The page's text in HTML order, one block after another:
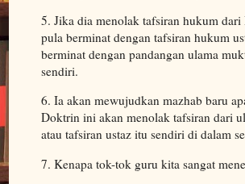
5. Jika dia menolak tafsiran hukum
pula berminat dengan tafsiran hukum
berminat dengan pandangan ulama
sendiri.
6. Ia akan mewujudkan mazhab baru
Doktrin ini akan menolak tafsiran dari
atau tafsiran ustaz itu sendiri di dalam
7. Kenapa tok-tok guru kita sangat